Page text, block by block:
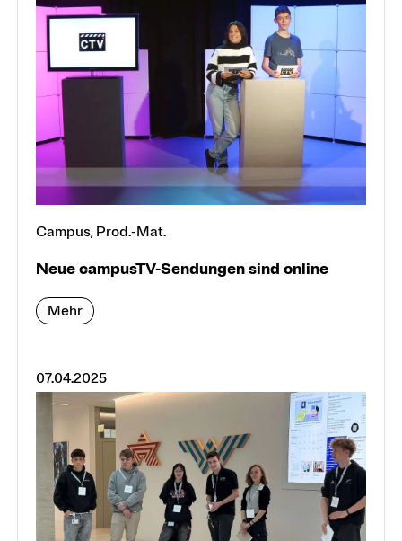
Campus, Prod.-Mat.
Neue campusTV-Sendungen sind online
Mehr
07.04.2025